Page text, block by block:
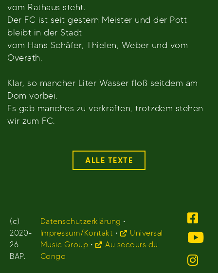
vom Rathaus steht.
Der FC ist seit gestern Meister und der Pott
bleibt in der Stadt
vom Hans Schäfer, Thielen, Weber und vom
Overath.
Klar, so mancher Liter Wasser floß seitdem am
Dom vorbei.
Es gab manches zu verkraften, trotzdem stehen
wir zum FC.
ALLE TEXTE
(c)
2020-
26
BAP.
Datenschutzerklärung •
Impressum/Kontakt •
Universal
Music Group •
Au secours du
Congo